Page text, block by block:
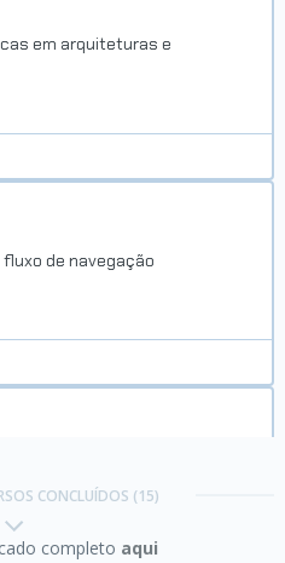
em arquiteturas e
de navegação
CONCLUÍDOS (15)
completo aqui